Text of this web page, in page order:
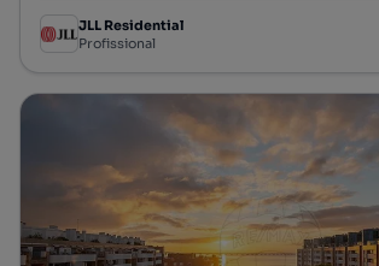
JLL Residential
Profissional